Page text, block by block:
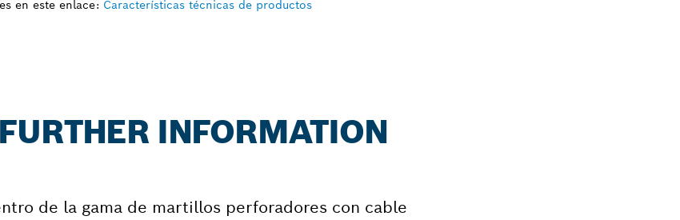
en este enlace: Características técnicas de productos
INFORMATION
de la gama de martillos perforadores con cable